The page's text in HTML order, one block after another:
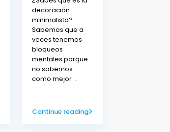
decoración
minimalista?
Sabemos que a
veces tenemos
bloqueos
mentales porque
no sabemos
como mejor ...
Continue reading